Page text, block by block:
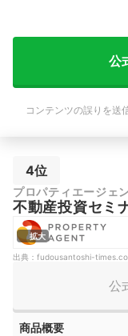
公
コンテンツの誤りを送
4位
プロパティエージェ
不動産投資セミ
拡大
出典： fudousantoshi-
公
商品概要